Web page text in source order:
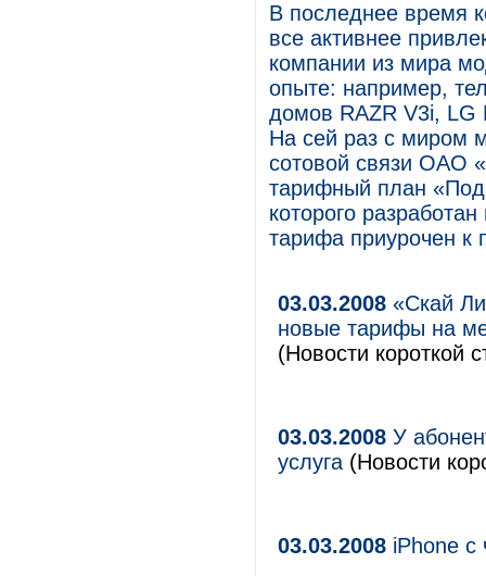
В последнее время
все активнее
компании из мира
опыте: например,
домов RAZR V3i, LG
На сей раз с миром
сотовой связи ОАО
тарифный план
которого
тарифа приурочен к
03.03.2008 «Скай
новые тарифы на
(Новости короткой
03.03.2008 У
услуга (Новости
03.03.2008 iPhone с